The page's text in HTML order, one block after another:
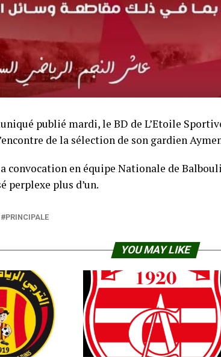
publié mardi, le BD de L’Etoile
de la sélection de son gardien
convocation en équipe Nationale de
perplexe plus d’un.
PRINCIPALE
YOU MAY LIKE